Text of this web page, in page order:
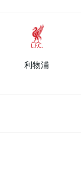
利物浦